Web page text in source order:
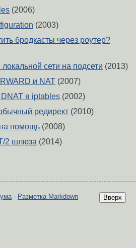
(2006)
(2003)
бродкасты через роутер?
сети на подсети (2013)
и NAT (2007)
DNAT в iptables (2002)
редирект (2010)
помощь (2008)
2 шлюза (2014)
Вверх
- Разметка Markdown